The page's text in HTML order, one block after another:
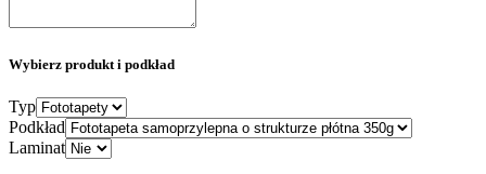
Wybierz produkt i podkład
Typ
Podkład
Laminat